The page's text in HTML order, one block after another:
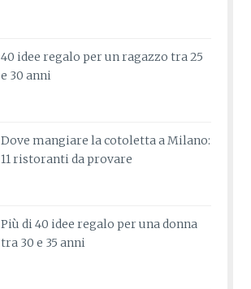
40 idee regalo per un ragazzo tra 25
e 30 anni
Dove mangiare la cotoletta a Milano:
11 ristoranti da provare
Più di 40 idee regalo per una donna
tra 30 e 35 anni